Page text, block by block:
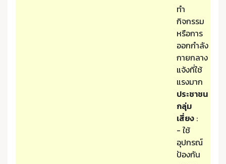
ทำ
กิจกรรม
หรือการ
ออกกำลัง
กายกลาง
แจ้งที่ใช้
แรงมาก
ประชาชน
กลุ่ม
เสี่ยง :
- ใช้
อุปกรณ์
ป้องกัน